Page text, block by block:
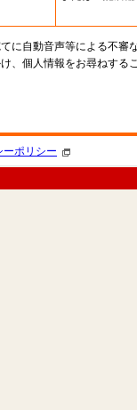
に自動音声等による不審
、個人情報をお尋ねする
ーポリシー